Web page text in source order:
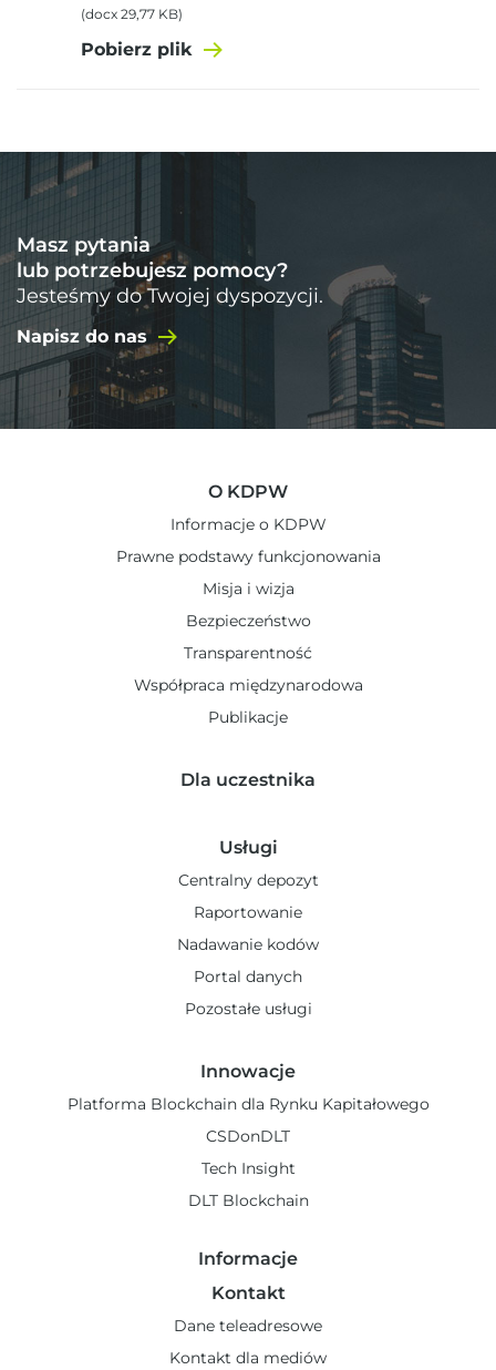
(docx 29,77 KB)
Pobierz plik
Masz pytania
lub potrzebujesz pomocy?
Jesteśmy do Twojej dyspozycji.
Napisz do nas
O KDPW
Informacje o KDPW
Prawne podstawy funkcjonowania
Misja i wizja
Bezpieczeństwo
Transparentność
Współpraca międzynarodowa
Publikacje
Dla uczestnika
Usługi
Centralny depozyt
Raportowanie
Nadawanie kodów
Portal danych
Pozostałe usługi
Innowacje
Platforma Blockchain dla Rynku Kapitałowego
CSDonDLT
Tech Insight
DLT Blockchain
Informacje
Kontakt
Dane teleadresowe
Kontakt dla mediów